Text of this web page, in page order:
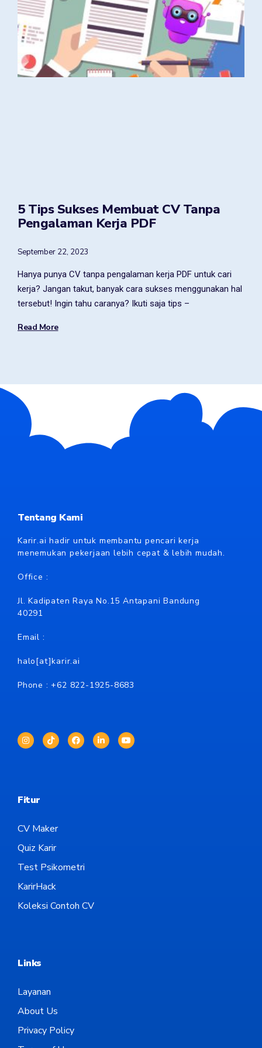
5 Tips Sukses Membuat CV Tanpa
Pengalaman Kerja PDF
September 22, 2023
Hanya punya CV tanpa pengalaman kerja PDF untuk cari
kerja? Jangan takut, banyak cara sukses menggunakan hal
tersebut! Ingin tahu caranya? Ikuti saja tips –
Read More
Tentang Kami
Karir.ai hadir untuk membantu pencari kerja
menemukan pekerjaan lebih cepat & lebih mudah.
Office :
Jl. Kadipaten Raya No.15 Antapani Bandung
40291
Email :
halo[at]karir.ai
Phone : +62 822-1925-8683
Fitur
CV Maker
Quiz Karir
Test Psikometri
KarirHack
Koleksi Contoh CV
Links
Layanan
About Us
Privacy Policy